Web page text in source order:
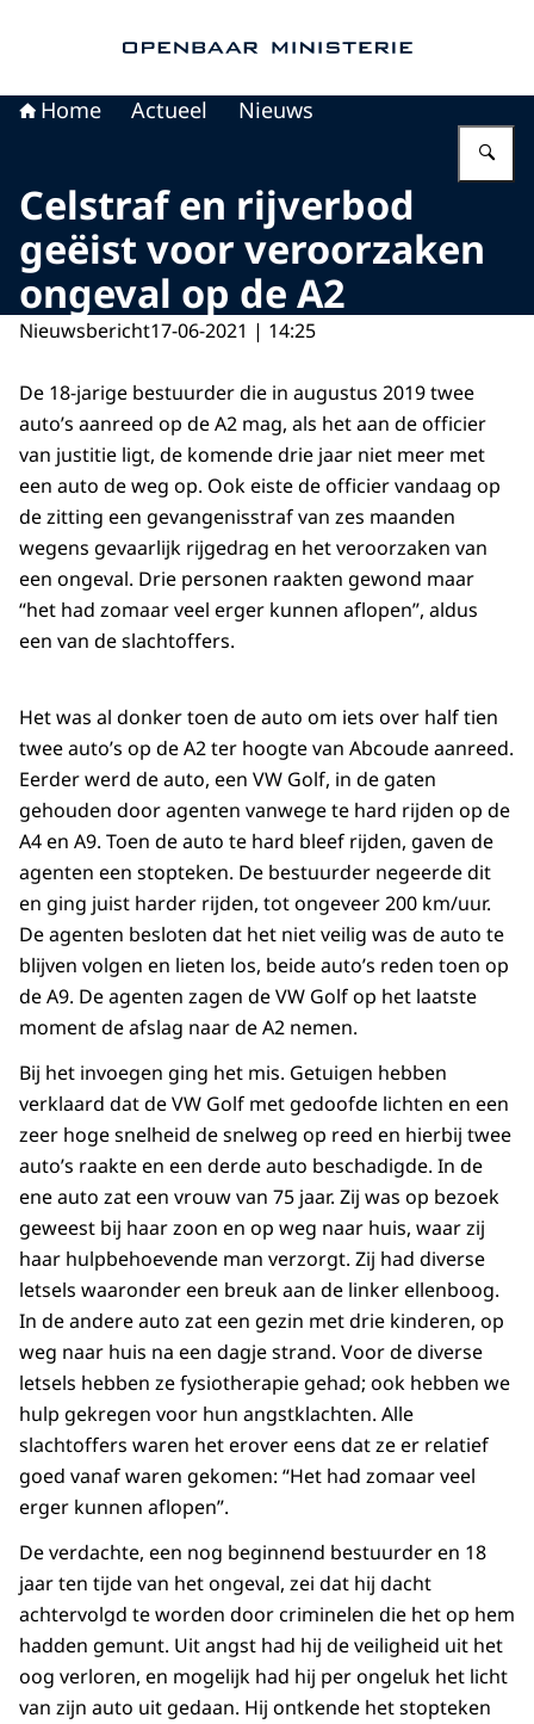
Home Actueel Nieuws
Celstraf en rijverbod
geëist voor veroorzaken
ongeval op de A2
Nieuwsbericht17-06-2021 | 14:25
De 18-jarige bestuurder die in augustus 2019 twee
auto’s aanreed op de A2 mag, als het aan de officier
van justitie ligt, de komende drie jaar niet meer met
een auto de weg op. Ook eiste de officier vandaag op
de zitting een gevangenisstraf van zes maanden
wegens gevaarlijk rijgedrag en het veroorzaken van
een ongeval. Drie personen raakten gewond maar
“het had zomaar veel erger kunnen aflopen”, aldus
een van de slachtoffers.
Het was al donker toen de auto om iets over half tien
twee auto’s op de A2 ter hoogte van Abcoude aanreed.
Eerder werd de auto, een VW Golf, in de gaten
gehouden door agenten vanwege te hard rijden op de
A4 en A9. Toen de auto te hard bleef rijden, gaven de
agenten een stopteken. De bestuurder negeerde dit
en ging juist harder rijden, tot ongeveer 200 km/uur.
De agenten besloten dat het niet veilig was de auto te
blijven volgen en lieten los, beide auto’s reden toen op
de A9. De agenten zagen de VW Golf op het laatste
moment de afslag naar de A2 nemen.
Bij het invoegen ging het mis. Getuigen hebben
verklaard dat de VW Golf met gedoofde lichten en een
zeer hoge snelheid de snelweg op reed en hierbij twee
auto’s raakte en een derde auto beschadigde. In de
ene auto zat een vrouw van 75 jaar. Zij was op bezoek
geweest bij haar zoon en op weg naar huis, waar zij
haar hulpbehoevende man verzorgt. Zij had diverse
letsels waaronder een breuk aan de linker ellenboog.
In de andere auto zat een gezin met drie kinderen, op
weg naar huis na een dagje strand. Voor de diverse
letsels hebben ze fysiotherapie gehad; ook hebben we
hulp gekregen voor hun angstklachten. Alle
slachtoffers waren het erover eens dat ze er relatief
goed vanaf waren gekomen: “Het had zomaar veel
erger kunnen aflopen”.
De verdachte, een nog beginnend bestuurder en 18
jaar ten tijde van het ongeval, zei dat hij dacht
achtervolgd te worden door criminelen die het op hem
hadden gemunt. Uit angst had hij de veiligheid uit het
oog verloren, en mogelijk had hij per ongeluk het licht
van zijn auto uit gedaan. Hij ontkende het stopteken